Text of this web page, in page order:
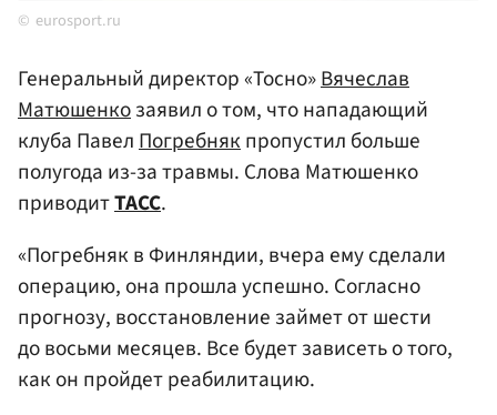
eurosport.ru
Генеральный директор «Тосно»Вячеслав
Матюшенкозаявил о том, что нападающий
клуба ПавелПогребнякпропустил больше
полугода из-за травмы. Слова Матюшенко
приводитТАСС.
«Погребняк в Финляндии, вчера ему сделали
операцию, она прошла успешно. Согласно
прогнозу, восстановление займет от шести
до восьми месяцев. Все будет зависеть о того,
как он пройдет реабилитацию.